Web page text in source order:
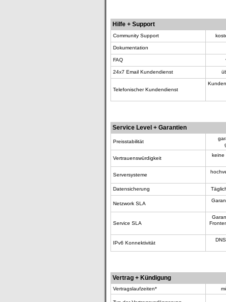
Hilfe + Support
Community Support
Dokumentation
FAQ
24x7 Email Kundendienst
Telefonischer Kundendienst
Service Level + Garantien
Preisstabilität
Vertrauenswürdigkeit
keine
Serversysteme
Datensicherung
Netzwork SLA
Service SLA
IPv6 Konnektivität
Vertrag + Kündigung
Vertragslaufzeiten*